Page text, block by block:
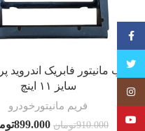
سایز ۱۱ اینچ
فریم مانیتورخودرو
910.000تومان 899.000
فیسبوک
تویتر
Instagram
YouTube